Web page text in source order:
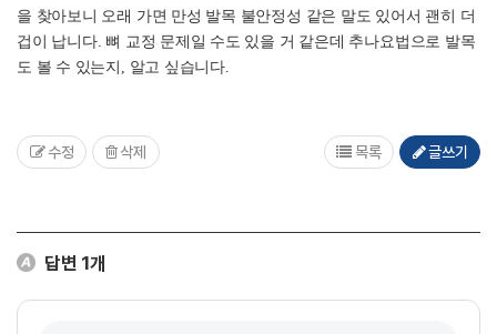
을 찾아보니 오래 가면 만성 발목 불안정성 같은 말도 있어서 괜히 더
겁이 납니다. 뼈 교정 문제일 수도 있을 거 같은데 추나요법으로 발목
도 볼 수 있는지, 알고 싶습니다.
수정 삭제 목록 글쓰기
답변 1개